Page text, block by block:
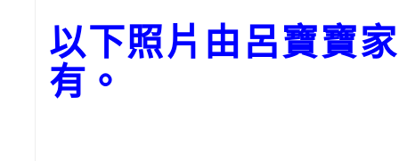
以下照片由呂寶寶
有。